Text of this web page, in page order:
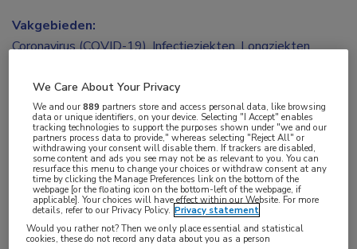
Bij ernstig zieke opgenomen COVID-19-patiënten
die invasieve mechanische beademing of
Vakgebieden:
Coronavirus (COVID-19),Infectieziekten,Longziekten
Tags:
baricitinib,beademing,COVID-19,extracorporele
membraanoxygenatie,SARS-CoV-2
We Care About Your Privacy
We and our889 partners store and access personal data, like browsing
data or unique identifiers, on your device. Selecting "I Accept" enables
tracking technologies to support the purposes shown under "we and our
partners process data to provide," whereas selecting "Reject All" or
withdrawing your consent will disable them. If trackers are disabled,
some content and ads you see may not be as relevant to you. You can
resurface this menu to change your choices or withdraw consent at any
time by clicking the Manage Preferences link on the bottom of the
webpage [or the floating icon on the bottom-left of the webpage, if
applicable]. Your choices will have effect within our Website. For more
details, refer to our Privacy Policy. Privacy statement
Would you rather not? Then we only place essential and statistical
cookies, these do not record any data about you as a person